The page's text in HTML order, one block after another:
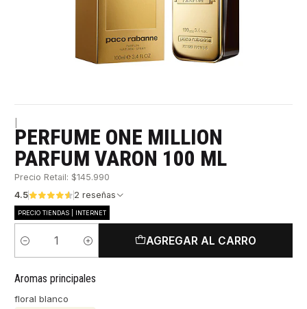
PERFUME ONE MILLION
PARFUM VARON 100 ML
Precio Retail: $145.990
4.5
2 reseñas
PRECIO TIENDAS | INTERNET
Cantidad
AGREGAR AL CARRO
Aromas principales
floral blanco